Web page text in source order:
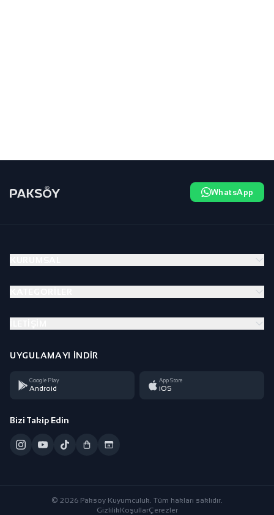
WhatsApp
UYGULAMAYI İNDIR
Google Play
Android
App Store
iOS
Bizi Takip Edin
© 2026 Paksoy Kuyumculuk. Tüm hakları saklıdır.
GizlilikKoşullarÇerezler